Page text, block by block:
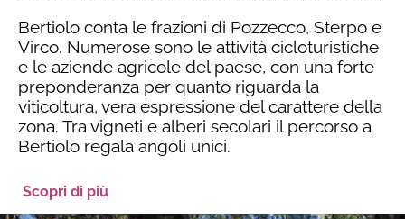
Bertiolo conta le frazioni di Pozzecco, Sterpo e
Virco. Numerose sono le attività cicloturistiche
e le aziende agricole del paese, con una forte
preponderanza per quanto riguarda la
viticoltura, vera espressione del carattere della
zona. Tra vigneti e alberi secolari il percorso a
Bertiolo regala angoli unici.
Scopri di più